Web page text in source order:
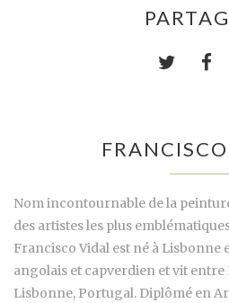
Nom incontournable de la
des artistes les plus
Francisco Vidal est né à Lisbonne
angolais et capverdien et vit entre
Lisbonne, Portugal. Diplômé en